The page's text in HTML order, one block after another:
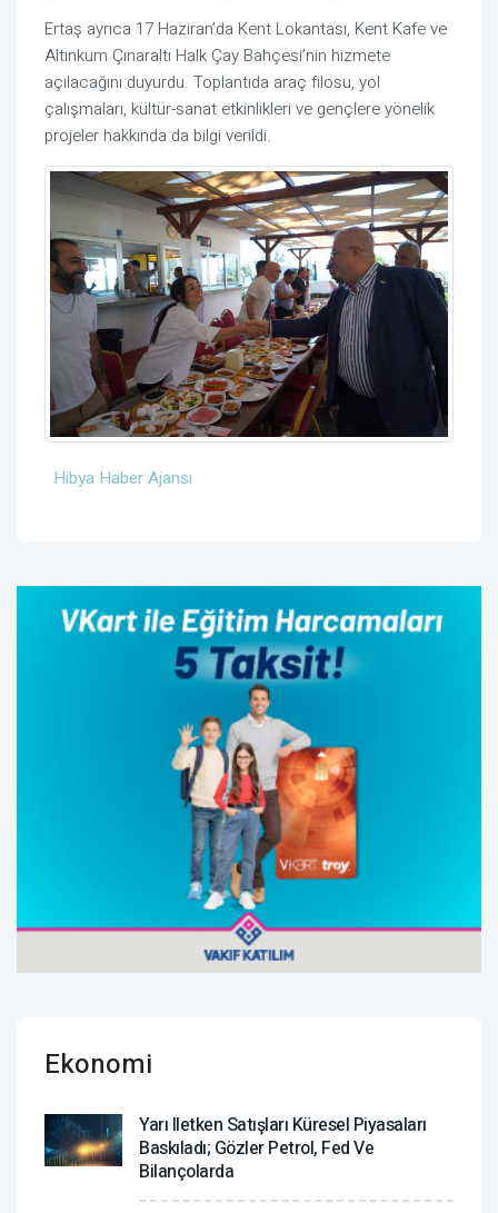
Ertaş ayrıca 17 Haziran’da Kent Lokantası, Kent Kafe ve
Altınkum Çınaraltı Halk Çay Bahçesi’nin hizmete
açılacağını duyurdu. Toplantıda araç filosu, yol
çalışmaları, kültür-sanat etkinlikleri ve gençlere yönelik
projeler hakkında da bilgi verildi.
Hibya Haber Ajansı
Ekonomi
Yarı Iletken Satışları Küresel Piyasaları
Baskıladı; Gözler Petrol, Fed Ve
Bilançolarda